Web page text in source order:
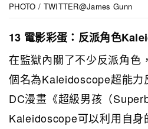
PHOTO / TWITTER@James Gunn
13 電影彩蛋：反派角色
在監獄內關了不少反派角色
個名為Kaleidoscope超能力
DC漫畫《超級男孩（
Kaleidoscope可以利用自身